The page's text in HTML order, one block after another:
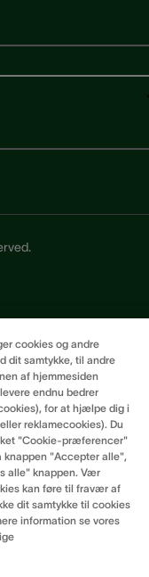
cookies og andre
dit samtykke, til andre
af hjemmesiden
endnu bedrer
for at hjælpe dig i
reklamecookies). Du
"Cookie-præferencer"
knappen "Accepter alle",
alle" knappen. Vær
kan føre til fravær af
dit samtykke til cookies
information se vores